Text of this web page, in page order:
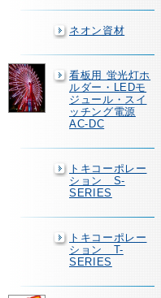
ネオン資材
看板用 蛍光灯ホ
ルダー・LEDモ
ジュール・スイ
ッチング電源
AC-DC
トキコーポレー
ション S-
SERIES
トキコーポレー
ション T-
SERIES